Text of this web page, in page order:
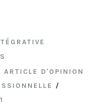
ARTICLE D'OPINION
/